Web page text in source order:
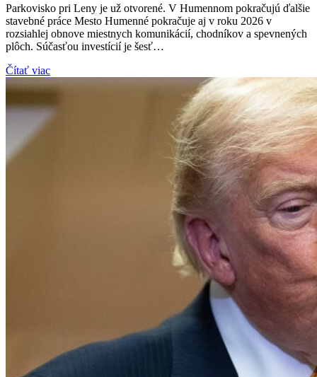
Parkovisko pri Leny je už otvorené. V Humennom pokračujú ďalšie
stavebné práce Mesto Humenné pokračuje aj v roku 2026 v
rozsiahlej obnove miestnych komunikácií, chodníkov a spevnených
plôch. Súčasťou investícií je šesť…
Čítať viac